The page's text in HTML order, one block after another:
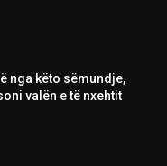
nga këto sëmundje,
valën e të nxehtit